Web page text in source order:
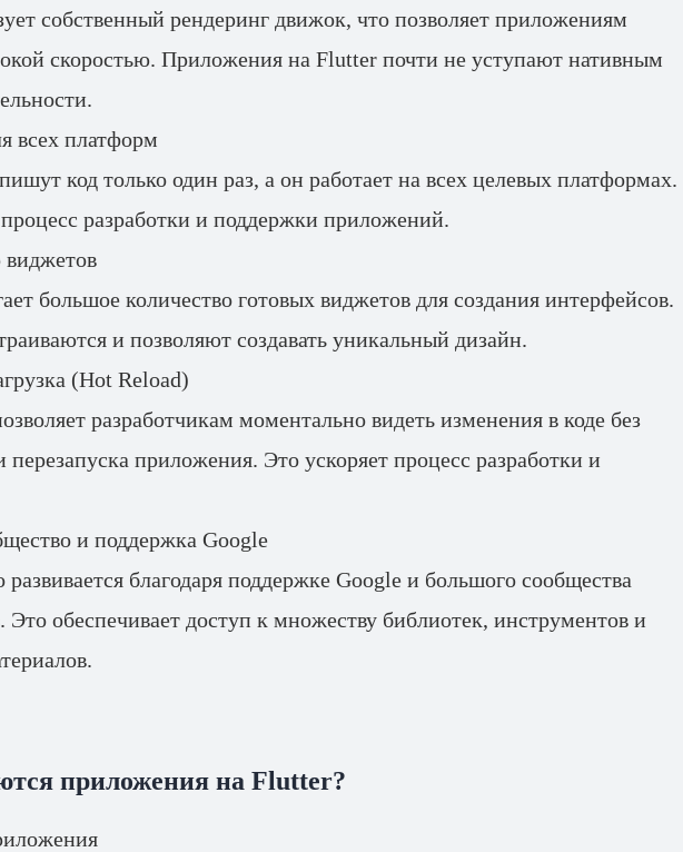
собственный рендеринг движок, что позволяет приложениям
скоростью. Приложения на Flutter почти не уступают нативным
всех платформ
код только один раз, а он работает на всех целевых платформах.
разработки и поддержки приложений.
виджетов
большое количество готовых виджетов для создания интерфейсов.
и позволяют создавать уникальный дизайн.
(Hot Reload)
разработчикам моментально видеть изменения в коде без
перезапуска приложения. Это ускоряет процесс разработки и
и поддержка Google
благодаря поддержке Google и большого сообщества
Это обеспечивает доступ к множеству библиотек, инструментов и
приложения на Flutter?